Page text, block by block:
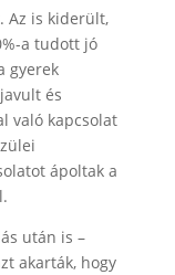
Az is kiderült,
a tudott jó
gyerek
és
való kapcsolat
ápoltak a
után is –
akarták, hogy